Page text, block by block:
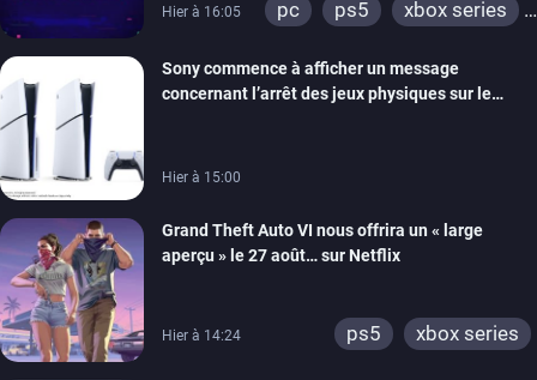
Hier à 16:05 pc ps5
xbox series
ps4
xbox one
switch 2
Sony commence à afficher un message
concernant l’arrêt des jeux physiques sur le
Hier à 15:00
Grand Theft Auto VI nous offrira un « large
aperçu » le 27 août… sur Netflix
Hier à 14:24 ps5 xbox series